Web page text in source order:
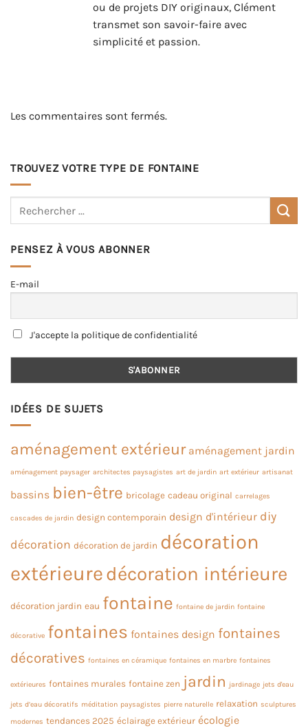
ou de projets DIY originaux, Clément
transmet son savoir-faire avec
simplicité et passion.
Les commentaires sont fermés.
TROUVEZ VOTRE TYPE DE FONTAINE
PENSEZ À VOUS ABONNER
E-mail
J'accepte la politique de confidentialité
IDÉES DE SUJETS
aménagement extérieur aménagement jardin
aménagement paysager architectes paysagistes art de jardin art extérieur artisanat
bassins bien-être bricolage cadeau original carrelages
cascades de jardin design contemporain design d'intérieur diy
décoration décoration de jardin décoration
extérieuredécoration intérieure
décoration jardin eau fontaine fontaine de jardin fontaine
décorative fontaines fontaines design fontaines
décoratives fontaines en céramique fontaines en marbre fontaines
extérieures fontaines murales fontaine zen jardin jardinage jets d'eau
jets d’eau décoratifs méditation paysagistes pierre naturelle relaxation sculptures
modernes tendances 2025 éclairage extérieur écologie